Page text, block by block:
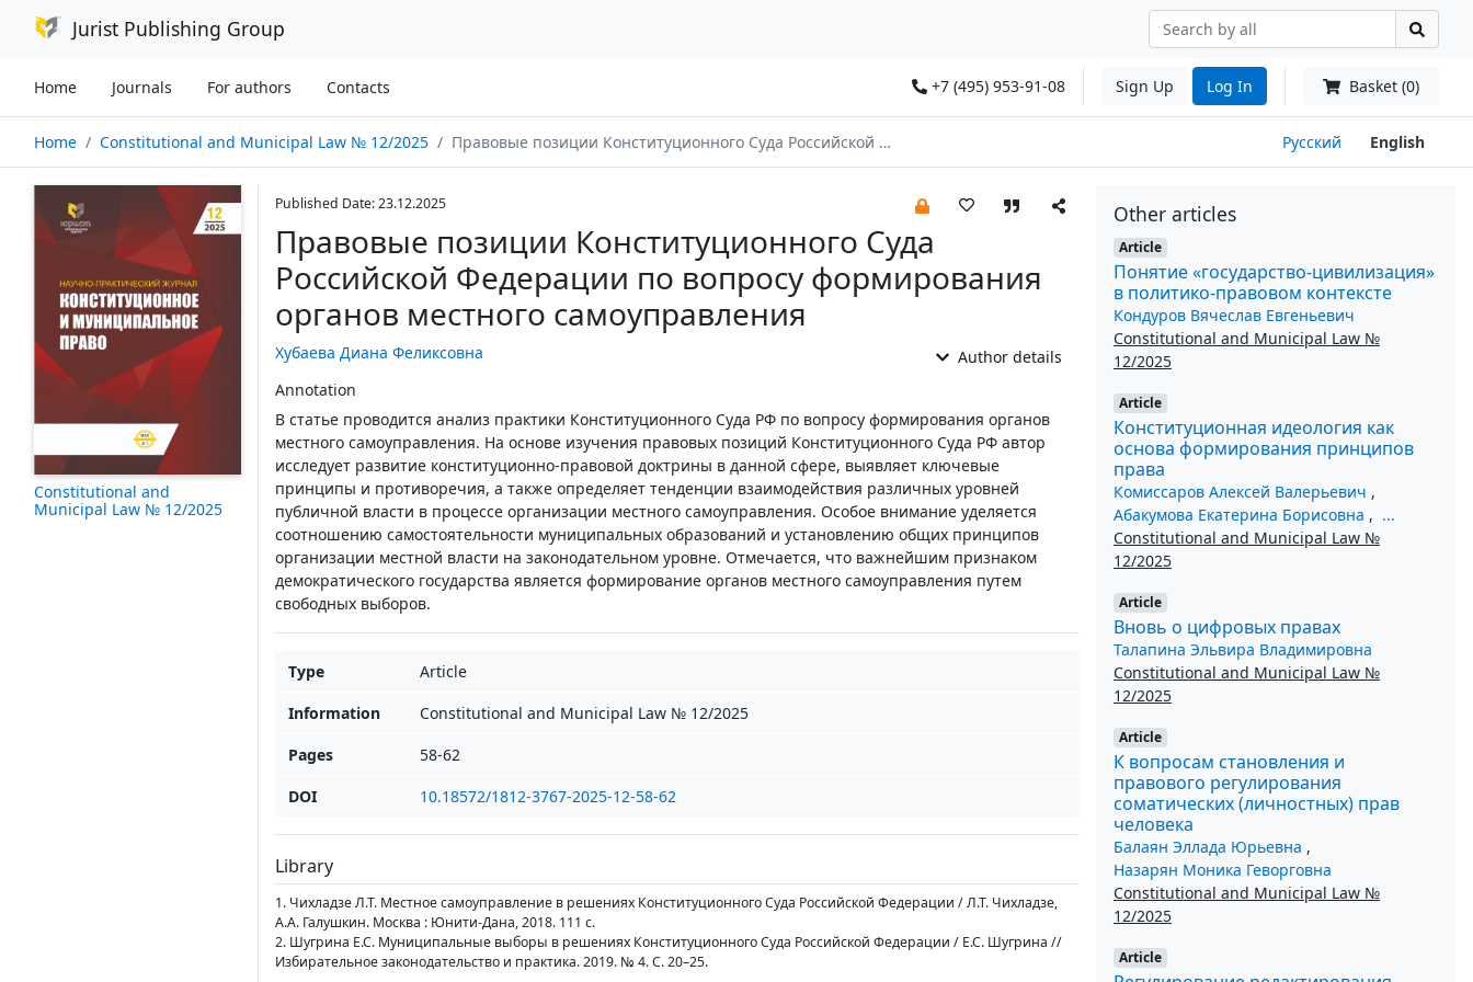
Jurist Publishing Group
Home Journals For authors Contacts +7 (495) 953-91-08 Sign Up Log In Basket (0)
Home Constitutional and Municipal Law № 12/2025 Правовые позиции Конституционного Суда Российской Федерации по вопросу формирования органов местного самоуправления Русский English
Constitutional and
Municipal Law № 12/2025
Published Date: 23.12.2025
Правовые позиции Конституционного Суда
Российской Федерации по вопросу формирования
органов местного самоуправления
Хубаева Диана Феликсовна
Author details
Annotation
В статье проводится анализ практики Конституционного Суда РФ по вопросу формирования органов
местного самоуправления. На основе изучения правовых позиций Конституционного Суда РФ автор
исследует развитие конституционно-правовой доктрины в данной сфере, выявляет ключевые
принципы и противоречия, а также определяет тенденции взаимодействия различных уровней
публичной власти в процессе организации местного самоуправления. Особое внимание уделяется
соотношению самостоятельности муниципальных образований и установлению общих принципов
организации местной власти на законодательном уровне. Отмечается, что важнейшим признаком
демократического государства является формирование органов местного самоуправления путем
свободных выборов.
Type
Article
Information
Constitutional and Municipal Law № 12/2025
Pages
58-62
DOI
10.18572/1812-3767-2025-12-58-62
Library
1. Чихладзе Л.Т. Местное самоуправление в решениях Конституционного Суда Российской Федерации / Л.Т. Чихладзе,
А.А. Галушкин. Москва : Юнити-Дана, 2018. 111 с.
2. Шугрина Е.С. Муниципальные выборы в решениях Конституционного Суда Российской Федерации / Е.С. Шугрина //
Избирательное законодательство и практика. 2019. № 4. С. 20–25.
Other articles
Article
Понятие «государство-цивилизация»
в политико-правовом контексте
Кондуров Вячеслав Евгеньевич
Constitutional and Municipal Law №
12/2025
Article
Конституционная идеология как
основа формирования принципов
права
Комиссаров Алексей Валерьевич ,
Абакумова Екатерина Борисовна , ...
Constitutional and Municipal Law №
12/2025
Article
Вновь о цифровых правах
Талапина Эльвира Владимировна
Constitutional and Municipal Law №
12/2025
Article
К вопросам становления и
правового регулирования
соматических (личностных) прав
человека
Балаян Эллада Юрьевна ,
Назарян Моника Геворговна
Constitutional and Municipal Law №
12/2025
Article